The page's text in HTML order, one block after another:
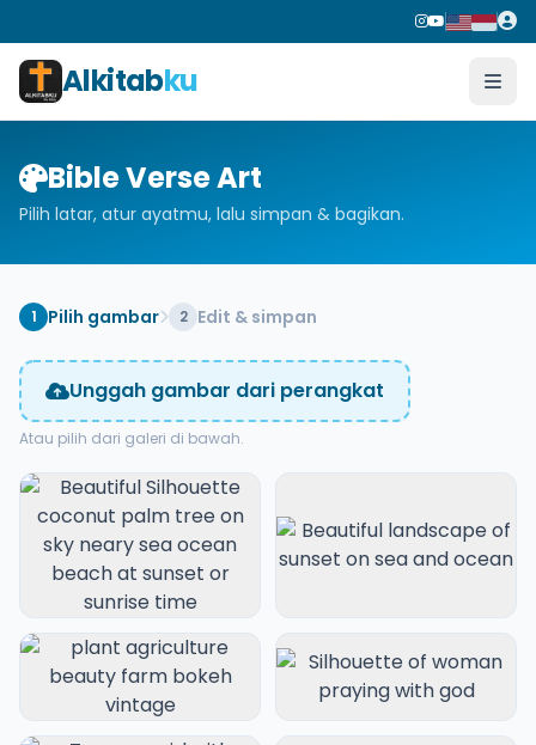
Alkitabku
Bible Verse Art
Pilih latar, atur ayatmu, lalu simpan & bagikan.
1 Pilih gambar 2 Edit & simpan
Unggah gambar dari perangkat
Atau pilih dari galeri di bawah.